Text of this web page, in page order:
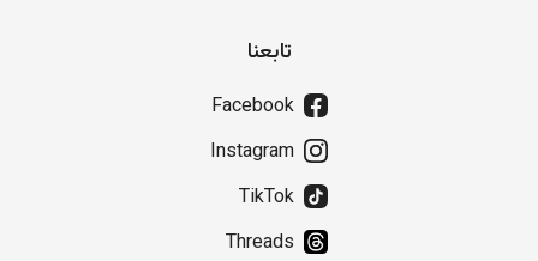
تابعنا
Facebook
Instagram
TikTok
Threads